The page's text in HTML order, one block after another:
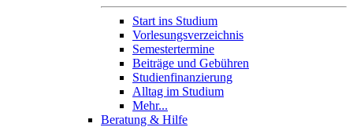
Start ins Studium
Vorlesungsverzeichnis
Semestertermine
Beiträge und Gebühren
Studienfinanzierung
Alltag im Studium
Mehr...
Beratung & Hilfe